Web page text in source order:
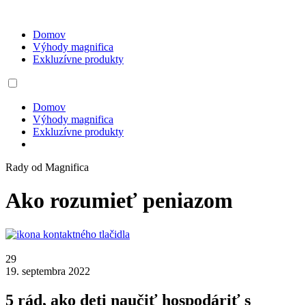
Domov
Výhody magnifica
Exkluzívne produkty
Domov
Výhody magnifica
Exkluzívne produkty
Rady od Magnifica
Ako rozumieť peniazom
29
19. septembra 2022
5 rád, ako deti naučiť hospodáriť s